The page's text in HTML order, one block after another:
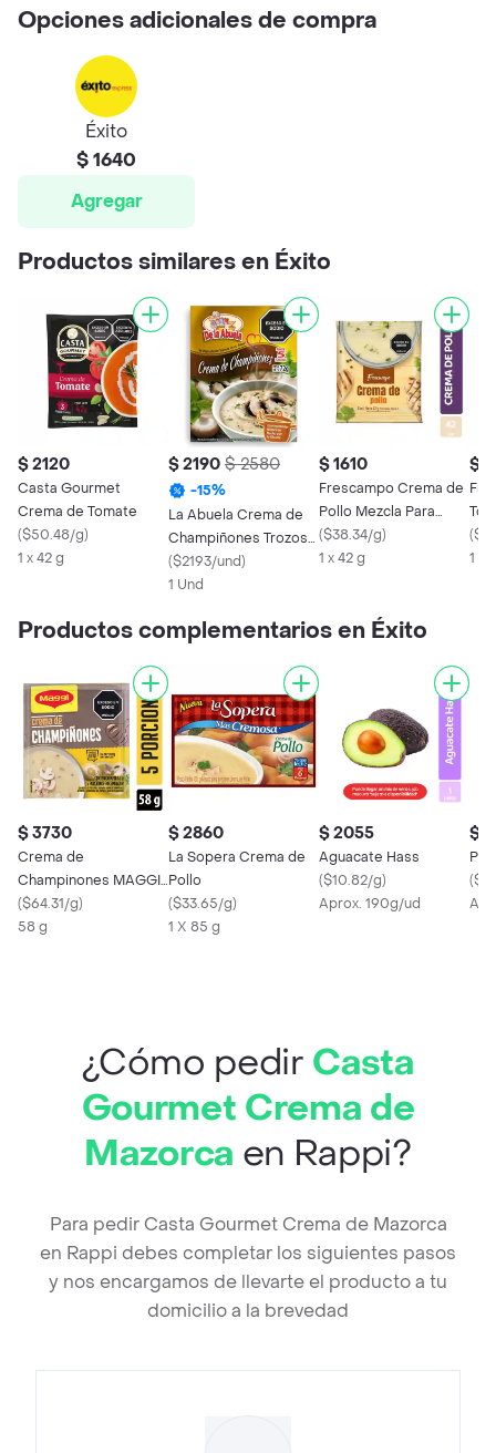
Opciones adicionales de compra
Éxito
$ 1640
Agregar
Productos similares en Éxito
$ 2120
Casta Gourmet
Crema de Tomate
($50.48/g)
1 x 42 g
$ 2190 $ 2580
-15%
La Abuela Crema de
Champiñones Trozos
Champiñón
($2193/und)
1 Und
$ 1610
Frescampo Crema de
Pollo Mezcla Para
Preparar
($38.34/g)
1 x 42 g
$
(
1 x
Productos complementarios en Éxito
$ 3730
Crema de
Champinones MAGGI
x 58g
($64.31/g)
58 g
$ 2860
La Sopera Crema de
Pollo
($33.65/g)
1 X 85 g
$ 2055
Aguacate Hass
($10.82/g)
Aprox. 190g/ud
$
(
¿Cómo pedir Casta
Gourmet Crema de
Mazorca en Rappi?
Para pedir Casta Gourmet Crema de Mazorca
en Rappi debes completar los siguientes pasos
y nos encargamos de llevarte el producto a tu
domicilio a la brevedad